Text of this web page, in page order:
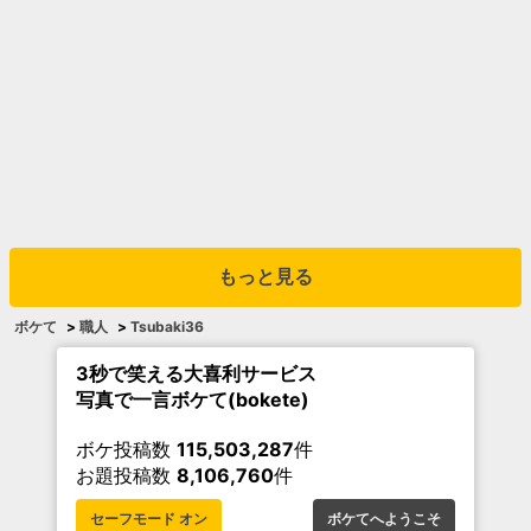
もっと見る
ボケて > 職人 > Tsubaki36
3秒で笑える大喜利サービス
写真で一言ボケて(bokete)
ボケ投稿数 115,503,287件
お題投稿数 8,106,760件
セーフモード オン ボケてへようこそ